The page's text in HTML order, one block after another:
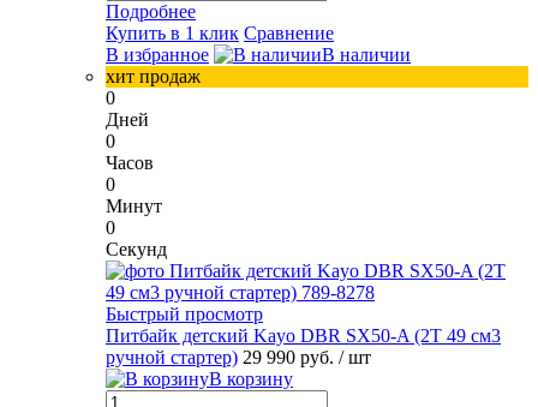
Подробнее
Купить в 1 клик Сравнение
В избранное
В наличии
хит продаж
0
Дней
0
Часов
0
Минут
0
Секунд
Быстрый просмотр
Питбайк детский Kayo DBR SX50-A (2T 49 см3
ручной стартер) 29 990 руб. / шт
В корзину